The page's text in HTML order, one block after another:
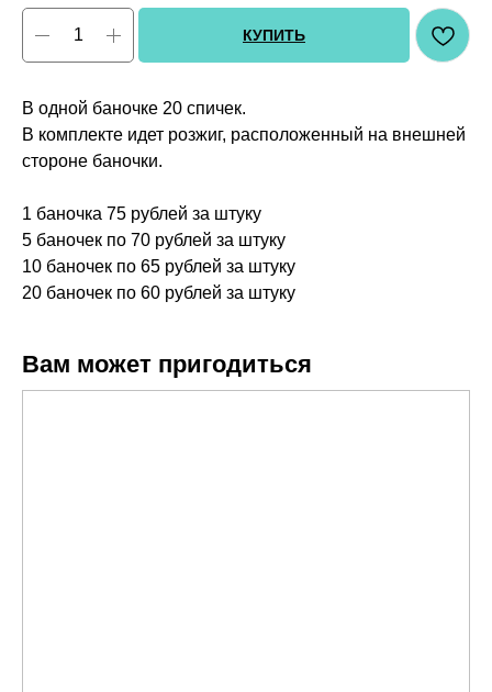
КУПИТЬ
В одной баночке 20 спичек.
В комплекте идет розжиг, расположенный на внешней
стороне баночки.
1 баночка 75 рублей за штуку
5 баночек по 70 рублей за штуку
10 баночек по 65 рублей за штуку
20 баночек по 60 рублей за штуку
Вам может пригодиться